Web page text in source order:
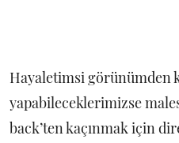
Hayaletimsi görünümden
yapabileceklerimizse
back’ten kaçınmak için